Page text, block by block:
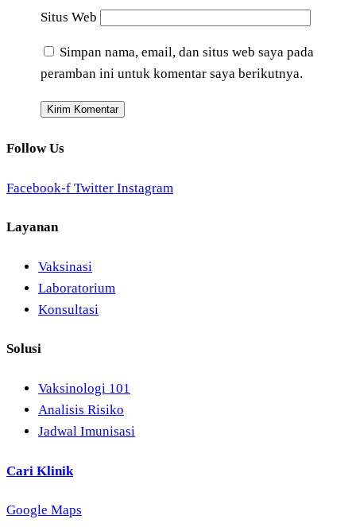
Situs Web
Simpan nama, email, dan situs web saya pada
peramban ini untuk komentar saya berikutnya.
Follow Us
Facebook-f Twitter Instagram
Layanan
Vaksinasi
Laboratorium
Konsultasi
Solusi
Vaksinologi 101
Analisis Risiko
Jadwal Imunisasi
Cari Klinik
Google Maps